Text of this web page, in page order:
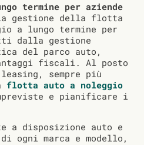
termine per aziende
gestione della flotta
a lungo termine per
dalla gestione
del parco auto,
fiscali. Al posto
sempre più
flotta auto a noleggio
e pianificare i
a disposizione auto e
ogni marca e modello,